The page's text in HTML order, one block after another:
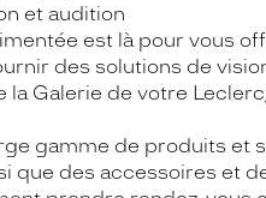
et audition
est là pour vous
des solutions de
la Galerie de votre
gamme de produits et
que des accessoires et